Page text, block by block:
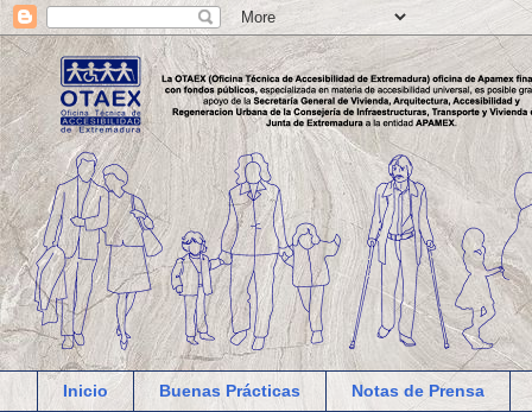
Inicio Buenas Prácticas Notas de Prensa